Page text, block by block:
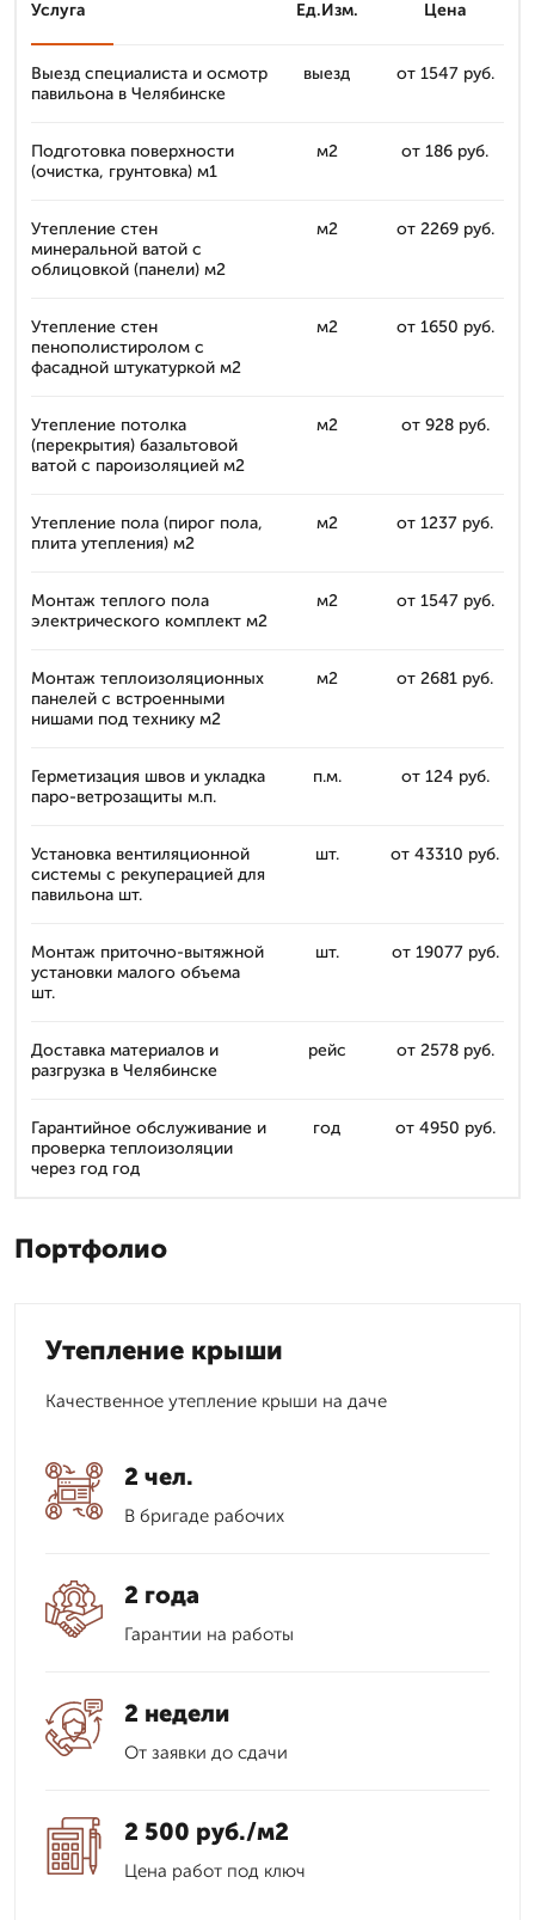
Услуга Ед.Изм. Цена
Выезд специалиста и осмотр
павильона в Челябинске
выезд от 1547 руб.
Подготовка поверхности
(очистка, грунтовка) м1
м2 от 186 руб.
Утепление стен
минеральной ватой с
облицовкой (панели) м2
м2 от 2269 руб.
Утепление стен
пенополистиролом с
фасадной штукатуркой м2
м2 от 1650 руб.
Утепление потолка
(перекрытия) базальтовой
ватой с пароизоляцией м2
м2 от 928 руб.
Утепление пола (пирог пола,
плита утепления) м2
м2 от 1237 руб.
Монтаж теплого пола
электрического комплект м2
м2 от 1547 руб.
Монтаж теплоизоляционных
панелей с встроенными
нишами под технику м2
м2 от 2681 руб.
Герметизация швов и укладка
паро-ветрозащиты м.п.
п.м. от 124 руб.
Установка вентиляционной
системы с рекуперацией для
павильона шт.
шт. от 43310 руб.
Монтаж приточно-вытяжной
установки малого объема
шт.
шт. от 19077 руб.
Доставка материалов и
разгрузка в Челябинске
рейс от 2578 руб.
Гарантийное обслуживание и
проверка теплоизоляции
через год год
год от 4950 руб.
Портфолио
Утепление крыши
Качественное утепление крыши на даче
2 чел.
В бригаде рабочих
2 года
Гарантии на работы
2 недели
От заявки до сдачи
2 500 руб./м2
Цена работ под ключ